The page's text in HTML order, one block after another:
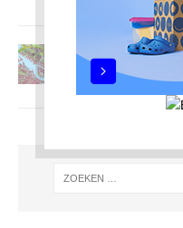
Buurten in
18 oktober